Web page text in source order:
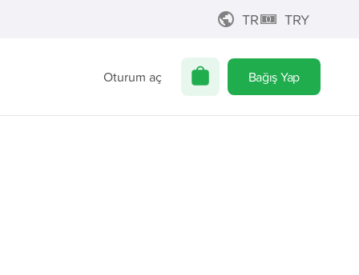
TR TRY
Oturum aç Bağış Yap